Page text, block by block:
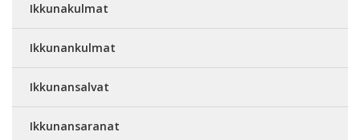
Ikkunakulmat
Ikkunankulmat
Ikkunansalvat
Ikkunansaranat